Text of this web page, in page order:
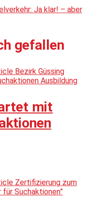
Ja klar! – aber
gefallen
mit